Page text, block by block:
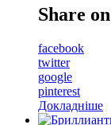
Share
facebook
twitter
google
pinterest
Докладніше